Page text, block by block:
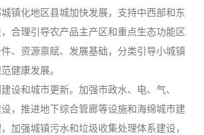
镇化地区县城加快发展，支持中西部和东
合理引导农产品主产区和重点生态功能区
、资源禀赋、发展基础，分类引导小城镇
健康发展。
设和城市更新。加强市政水、电、气、
，推进地下综合管廊等设施和海绵城市建
加强城镇污水和垃圾收集处理体系建设，